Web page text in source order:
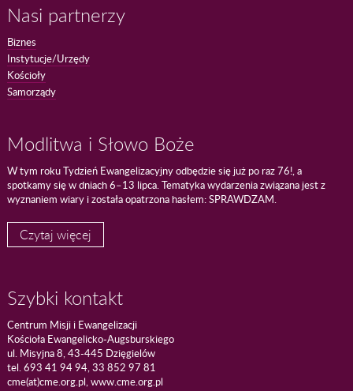
Nasi partnerzy
Biznes
Instytucje/Urzędy
Kościoły
Samorządy
Modlitwa i Słowo Boże
W tym roku Tydzień Ewangelizacyjny odbędzie się już po raz 76!, a
spotkamy się w dniach 6–13 lipca. Tematyka wydarzenia związana jest z
wyznaniem wiary i została opatrzona hasłem: SPRAWDZAM.
Czytaj więcej
Szybki kontakt
Centrum Misji i Ewangelizacji
Kościoła Ewangelicko-Augsburskiego
ul. Misyjna 8, 43-445 Dzięgielów
tel. 693 41 94 94, 33 852 97 81
cme(at)cme.org.pl, www.cme.org.pl